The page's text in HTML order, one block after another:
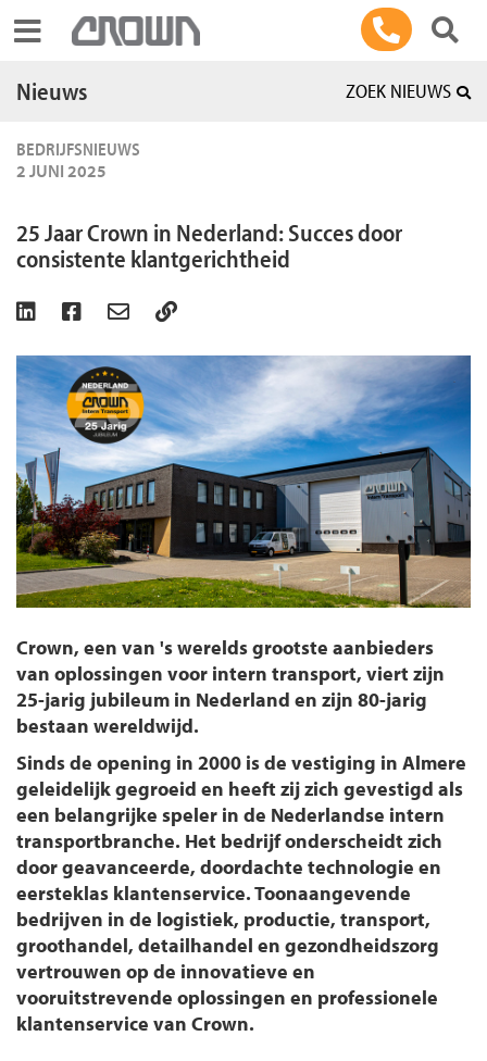
Toggle navigation
Nieuws ZOEK NIEUWS
BEDRIJFSNIEUWS
2 JUNI 2025
25 Jaar Crown in Nederland: Succes door
consistente klantgerichtheid
Crown, een van 's werelds grootste aanbieders
van oplossingen voor intern transport, viert zijn
25-jarig jubileum in Nederland en zijn 80-jarig
bestaan wereldwijd.
Sinds de opening in 2000 is de vestiging in Almere
geleidelijk gegroeid en heeft zij zich gevestigd als
een belangrijke speler in de Nederlandse intern
transportbranche. Het bedrijf onderscheidt zich
door geavanceerde, doordachte technologie en
eersteklas klantenservice. Toonaangevende
bedrijven in de logistiek, productie, transport,
groothandel, detailhandel en gezondheidszorg
vertrouwen op de innovatieve en
vooruitstrevende oplossingen en professionele
klantenservice van Crown.